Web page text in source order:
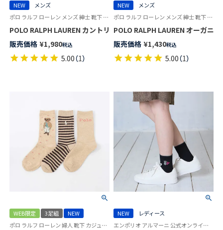
NEW
メンズ
ポロ ラルフ ローレン メンズ 紳士 靴下 カジュアル 26SS
POLO RALPH LAUREN カントリーベア刺繍 ポロベア 20cm丈 ソッ
販売価格 ¥1,980税込
5.00（1）
NEW
メンズ
ポロ ラルフ ローレン メンズ 紳士 靴下 カジュアル 26SS
POLO RALPH LAUREN オーガニ
販売価格 ¥1,430税込
5.00（1）
WEB限定 3足組
NEW
ポロ ラルフ ローレン 婦人 靴下 カジュアル 26SS
NEW
レディース
エンポリオ アルマーニ 公式オンラインショップ 婦人 靴下 女性